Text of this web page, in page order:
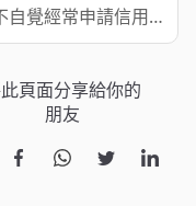
可把握最佳時機
zh/
、
zh/
自覺經常申請信用
後來擁有太多信用
響信貸評分！
頁面分享給你的
朋友
  